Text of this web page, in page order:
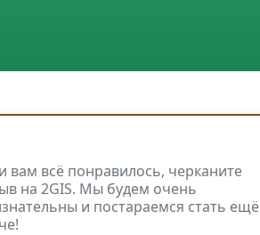
вам всё понравилось, черканите
на 2GIS. Мы будем очень
и постараемся стать ещё